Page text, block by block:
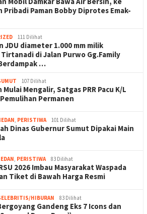
Pribadi Paman Bobby Diprotes Emak-
111 Dilihat
JDU diameter 1.000 mm milik
di Jalan Purwo Gg.Family
…
107 Dilihat
Mengalir, Satgas PRR Pacu K/L
Permanen
, PERISTIWA 101 Dilihat
Dinas Gubernur Sumut Dipakai Main
, PERISTIWA 83 Dilihat
2026 Imbau Masyarakat Waspada
Tiket di Bawah Harga Resmi
HIBURAN 83 Dilihat
Gandeng Eks 7 Icons dan